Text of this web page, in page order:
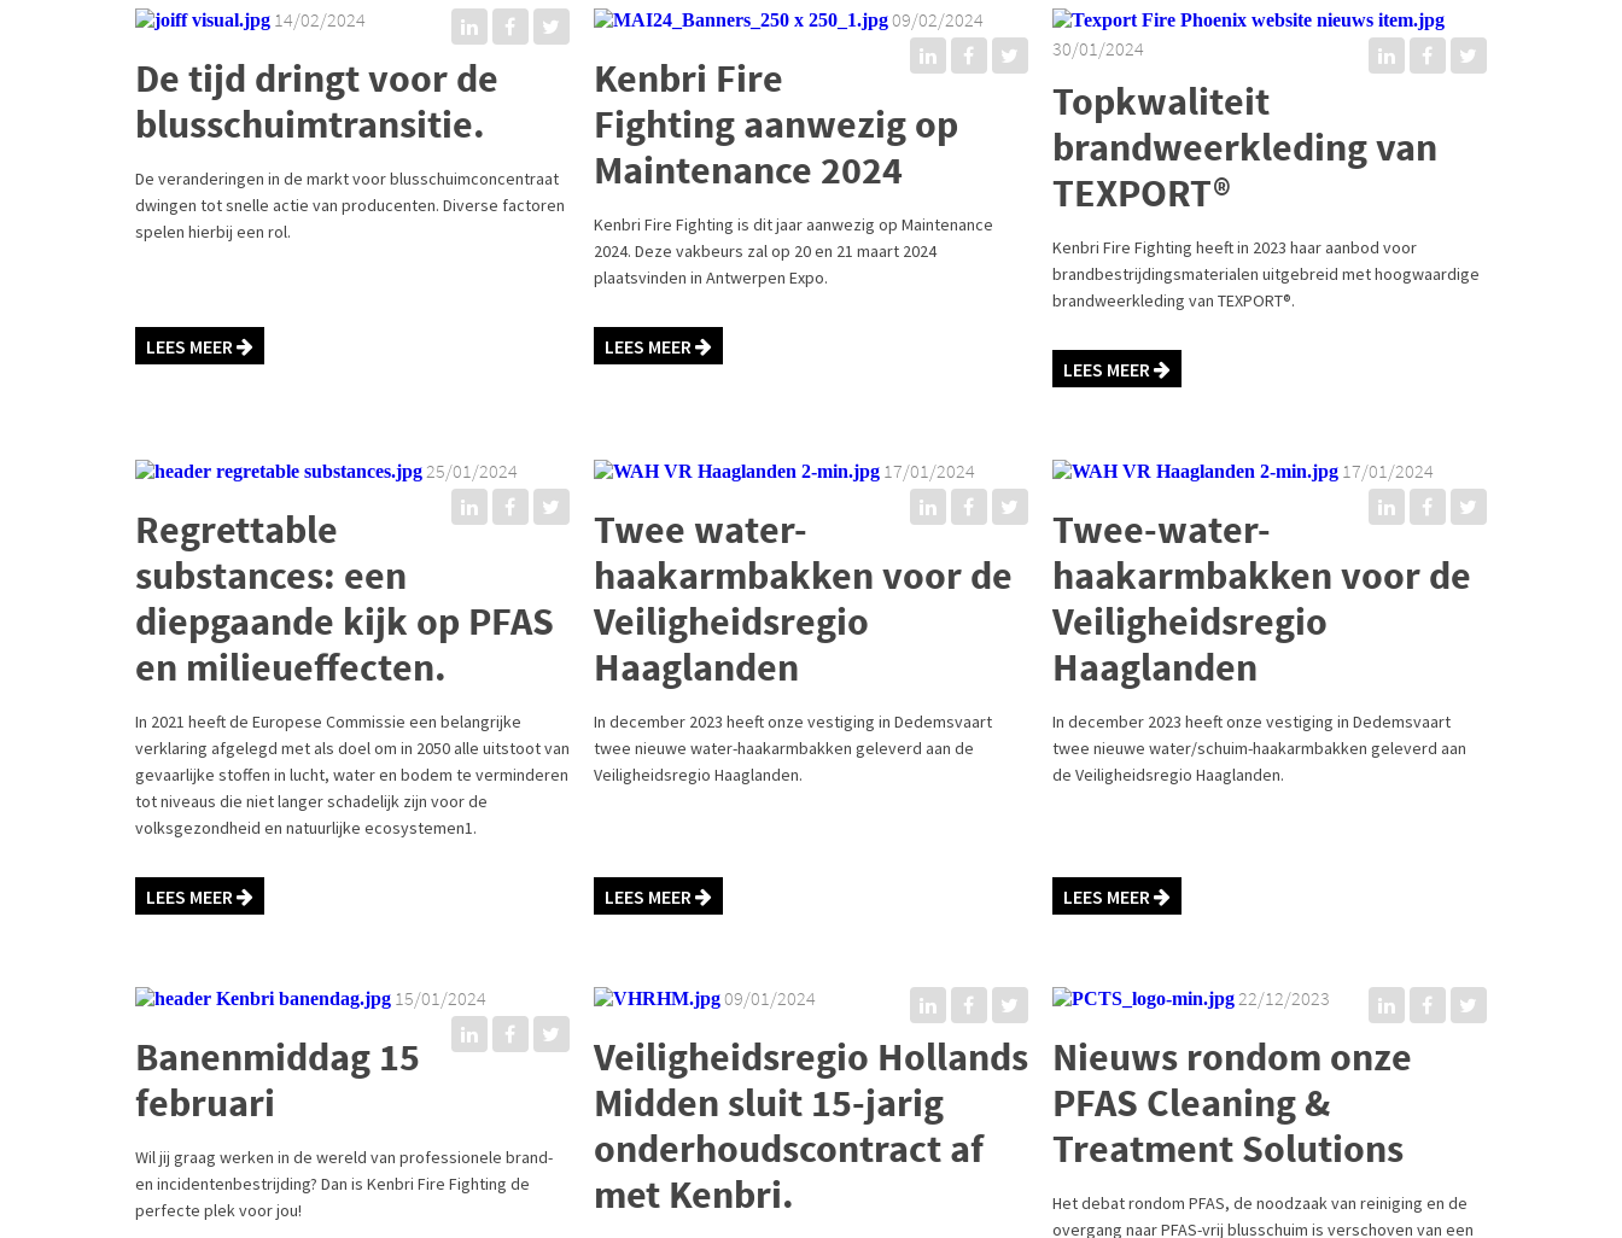
14/02/2024
De tijd dringt voor de
blusschuimtransitie.
De veranderingen in de markt voor blusschuimconcentraat
dwingen tot snelle actie van producenten. Diverse factoren
spelen hierbij een rol.
LEES MEER
09/02/2024
Kenbri Fire
Fighting aanwezig op
Maintenance 2024
Kenbri Fire Fighting is dit jaar aanwezig op Maintenance
2024. Deze vakbeurs zal op 20 en 21 maart 2024
plaatsvinden in Antwerpen Expo.
LEES MEER
30/01/2024
Topkwaliteit
brandweerkleding van
TEXPORT®
Kenbri Fire Fighting heeft in 2023 haar aanbod voor
brandbestrijdingsmaterialen uitgebreid met hoogwaardige
brandweerkleding van TEXPORT®.
LEES MEER
25/01/2024
Regrettable
substances: een
diepgaande kijk op PFAS
en milieueffecten.
In 2021 heeft de Europese Commissie een belangrijke
verklaring afgelegd met als doel om in 2050 alle uitstoot van
gevaarlijke stoffen in lucht, water en bodem te verminderen
tot niveaus die niet langer schadelijk zijn voor de
volksgezondheid en natuurlijke ecosystemen1.
LEES MEER
17/01/2024
Twee water-
haakarmbakken voor de
Veiligheidsregio
Haaglanden
In december 2023 heeft onze vestiging in Dedemsvaart
twee nieuwe water-haakarmbakken geleverd aan de
Veiligheidsregio Haaglanden.
LEES MEER
17/01/2024
Twee-water-
haakarmbakken voor de
Veiligheidsregio
Haaglanden
In december 2023 heeft onze vestiging in Dedemsvaart
twee nieuwe water/schuim-haakarmbakken geleverd aan
de Veiligheidsregio Haaglanden.
LEES MEER
15/01/2024
Banenmiddag 15
februari
Wil jij graag werken in de wereld van professionele brand-
en incidentenbestrijding? Dan is Kenbri Fire Fighting de
perfecte plek voor jou!
09/01/2024
Veiligheidsregio Hollands
Midden sluit 15-jarig
onderhoudscontract af
met Kenbri.
22/12/2023
Nieuws rondom onze
PFAS Cleaning &
Treatment Solutions
Het debat rondom PFAS, de noodzaak van reiniging en de
overgang naar PFAS-vrij blusschuim is verschoven van een